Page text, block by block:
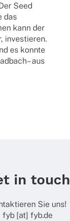
Seed
das
kann der
inves­tie­ren.
es konnte
aus
in touch
Sie uns!
fyb [at] fyb.de